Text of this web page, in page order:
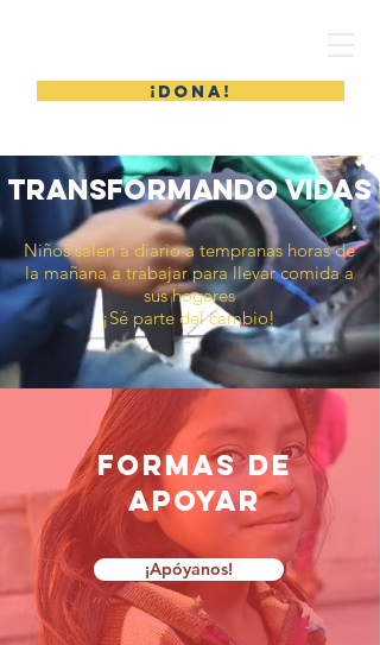
¡DONA!
transformando vidas
Niños salen a diario a tempranas horas de
la mañana a trabajar para llevar comida a
sus hogares
¡Sé parte del cambio!
formas de
apoyar
¡Apóyanos!